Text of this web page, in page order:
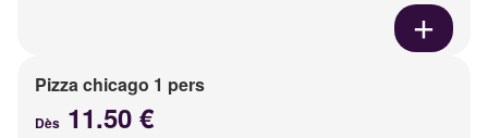
Pizza chicago 1 pers
Dès 11.50 €